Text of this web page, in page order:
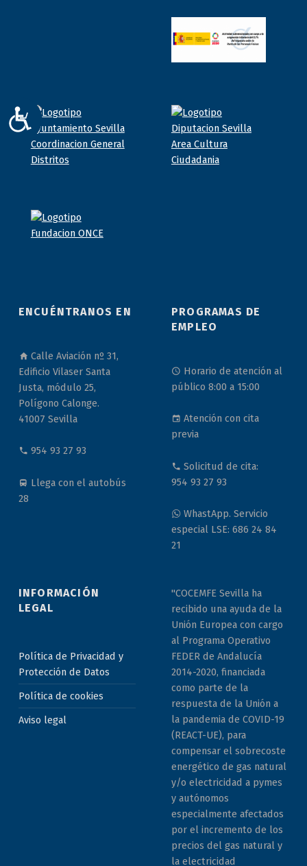
ACCESIBILIDAD
ENCUÉNTRANOS EN
Calle Aviación nº 31,
Edificio Vilaser Santa
Justa, módulo 25,
Polígono Calonge.
41007 Sevilla
954 93 27 93
Llega con el autobús
28
PROGRAMAS DE
EMPLEO
Horario de atención al
público 8:00 a 15:00
Atención con cita
previa
Solicitud de cita:
954 93 27 93
WhastApp. Servicio
especial LSE: 686 24 84
21
INFORMACIÓN
LEGAL
Política de Privacidad y
Protección de Datos
Política de cookies
Aviso legal
"COCEMFE Sevilla ha
recibido una ayuda de la
Unión Europea con cargo
al Programa Operativo
FEDER de Andalucía
2014-2020, financiada
como parte de la
respuesta de la Unión a
la pandemia de COVID-19
(REACT-UE), para
compensar el sobrecoste
energético de gas natural
y/o electricidad a pymes
y autónomos
especialmente afectados
por el incremento de los
precios del gas natural y
la electricidad